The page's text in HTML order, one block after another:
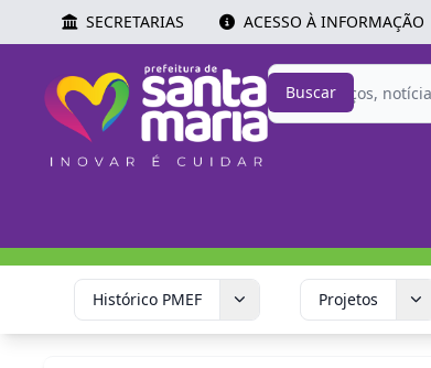
SECRETARIAS ACESSO À INFORMAÇÃO
Buscar
Histórico PMEF Projetos